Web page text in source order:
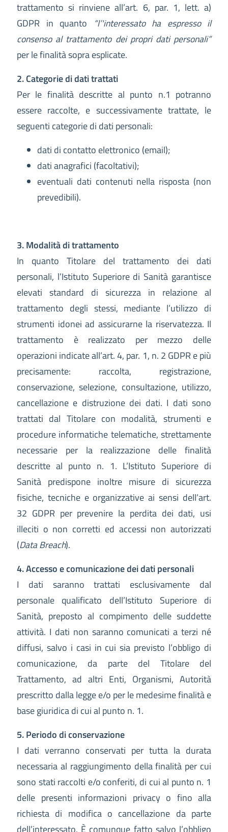
trattamento si rinviene all’art. 6, par. 1, lett. a)
GDPR in quanto
“l’'interessato ha espresso il
consenso al trattamento dei propri dati personali”
per le finalità sopra esplicate.
2. Categorie di dati trattati
Per le finalità descritte al punto n.1 potranno
essere raccolte, e successivamente trattate, le
seguenti categorie di dati personali:
dati di contatto elettronico (email);
dati anagrafici (facoltativi);
eventuali dati contenuti nella risposta (non
prevedibili).
3. Modalità di trattamento
In quanto Titolare del trattamento dei dati
personali, l’Istituto Superiore di Sanità garantisce
elevati standard di sicurezza in relazione al
trattamento degli stessi, mediante l’utilizzo di
strumenti idonei ad assicurarne la riservatezza. Il
trattamento è realizzato per mezzo delle
operazioni indicate all’art. 4, par. 1, n. 2 GDPR e più
precisamente: raccolta, registrazione,
conservazione, selezione, consultazione, utilizzo,
cancellazione e distruzione dei dati. I dati sono
trattati dal Titolare con modalità, strumenti e
procedure informatiche telematiche, strettamente
necessarie per la realizzazione delle finalità
descritte al punto n. 1. L’Istituto Superiore di
Sanità predispone inoltre misure di sicurezza
fisiche, tecniche e organizzative ai sensi dell’art.
32 GDPR per prevenire la perdita dei dati, usi
illeciti o non corretti ed accessi non autorizzati
(Data Breach).
4. Accesso e comunicazione dei dati personali
I dati saranno trattati esclusivamente dal
personale qualificato dell’Istituto Superiore di
Sanità, preposto al compimento delle suddette
attività. I dati non saranno comunicati a terzi né
diffusi, salvo i casi in cui sia previsto l’obbligo di
comunicazione, da parte del Titolare del
Trattamento, ad altri Enti, Organismi, Autorità
prescritto dalla legge e/o per le medesime finalità e
base giuridica di cui al punto n. 1.
5. Periodo di conservazione
I dati verranno conservati per tutta la durata
necessaria al raggiungimento della finalità per cui
sono stati raccolti e/o conferiti, di cui al punto n. 1
delle presenti informazioni privacy o fino alla
richiesta di modifica o cancellazione da parte
dell’interessato. È comunque fatto salvo l’obbligo